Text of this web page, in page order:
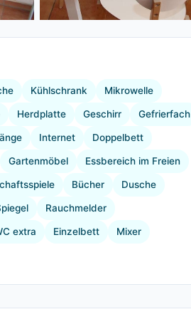
Kühlschrank Mikrowelle
Herdplatte Geschirr Gefrierfach
Internet Doppelbett
Gartenmöbel Essbereich im Freien
Bücher Dusche
Rauchmelder
extra Einzelbett Mixer